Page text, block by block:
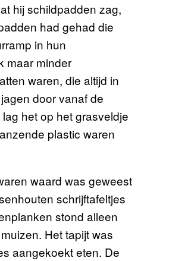
hij schildpadden zag,
had gehad die
in hun
maar minder
waren, die altijd in
door vanaf de
het op het grasveldje
plastic waren
waard was geweest
schrijftafeltjes
stond alleen
Het tapijt was
aangekoekt eten. De